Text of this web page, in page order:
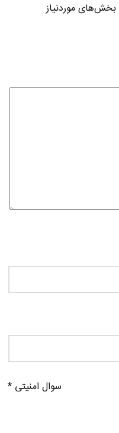
بخش‌های موردنیاز
سوال امنیتی *